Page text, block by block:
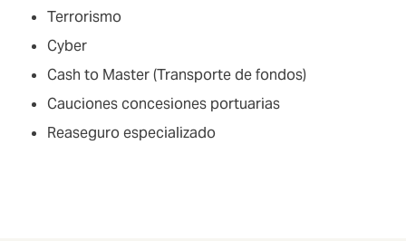
Terrorismo
Cyber
Cash to Master (Transporte de fondos)
Cauciones concesiones portuarias
Reaseguro especializado